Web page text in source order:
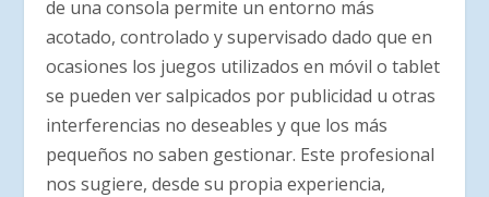
de una consola permite un entorno más
acotado, controlado y supervisado dado que en
ocasiones los juegos utilizados en móvil o tablet
se pueden ver salpicados por publicidad u otras
interferencias no deseables y que los más
pequeños no saben gestionar. Este profesional
nos sugiere, desde su propia experiencia,